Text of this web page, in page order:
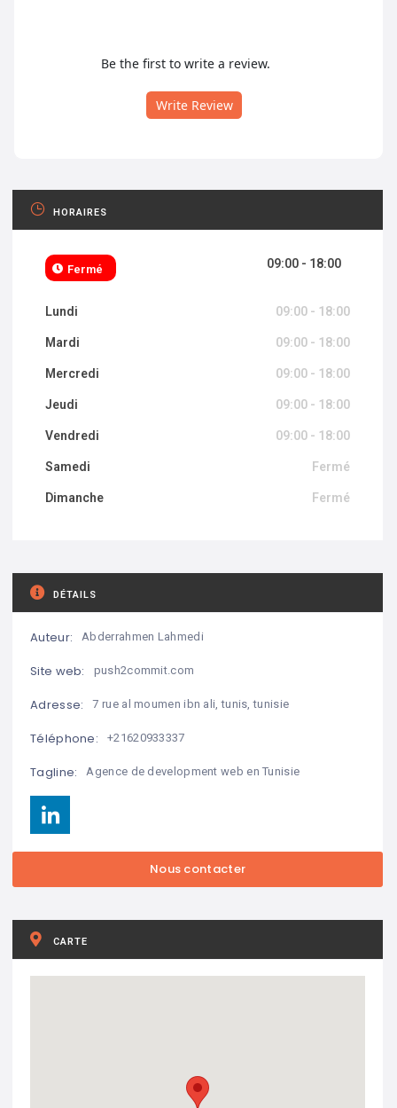
Be the first to write a review.
Write Review
HORAIRES
Fermé 09:00 - 18:00
Lundi 09:00 - 18:00
Mardi 09:00 - 18:00
Mercredi 09:00 - 18:00
Jeudi 09:00 - 18:00
Vendredi 09:00 - 18:00
Samedi Fermé
Dimanche Fermé
DÉTAILS
Auteur: Abderrahmen Lahmedi
Site web: push2commit.com
Adresse: 7 rue al moumen ibn ali, tunis, tunisie
Téléphone: +21620933337
Tagline: Agence de development web en Tunisie
CARTE